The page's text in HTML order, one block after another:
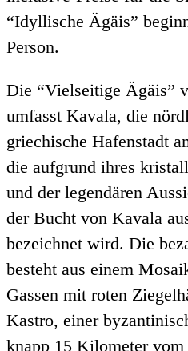
“Idyllische Ägäis”
Person.
Die “Vielseitige Ägäis”
umfasst Kavala, die
griechische Hafenstadt
die aufgrund ihres
und der legendären
der Bucht von Kavala
bezeichnet wird. Die
besteht aus einem
Gassen mit roten
Kastro, einer
knapp 15 Kilometer